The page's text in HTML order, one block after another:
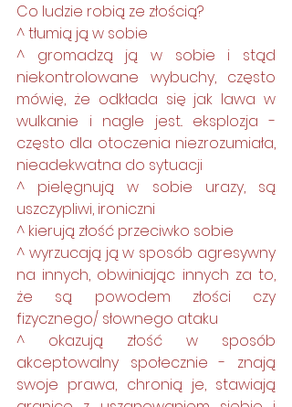
Co ludzie robią ze złością?
^ tłumią ją w sobie
^ gromadzą ją w sobie i stąd
niekontrolowane wybuchy, często
mówię, że odkłada się jak lawa w
wulkanie i nagle jest.. eksplozja -
często dla otoczenia niezrozumiała,
nieadekwatna do sytuacji
^ pielęgnują w sobie urazy, są
uszczypliwi, ironiczni
^ kierują złość przeciwko sobie
^ wyrzucają ją w sposób agresywny
na innych, obwiniając innych za to,
że są powodem złości czy
fizycznego/ słownego ataku
^ okazują złość w sposób
akceptowalny społecznie - znają
swoje prawa, chronią je, stawiają